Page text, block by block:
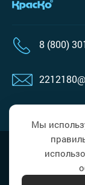
8 (800)
Политика в
персональных
Мы